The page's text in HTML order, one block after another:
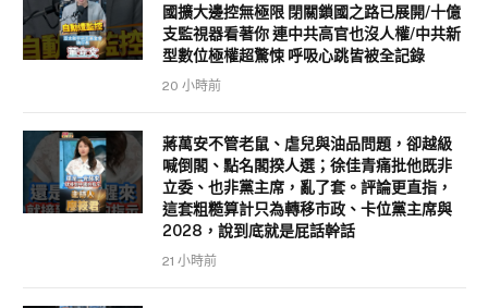
國擴大邊控無極限 閉關鎖國之路已展開/十億
支監視器看著你 連中共高官也沒人權/中共新
型數位極權超驚悚 呼吸心跳皆被全記錄
20 小時前
蔣萬安不管老鼠、虐兒與油品問題，卻越級
喊倒閣、點名閣揆人選；徐佳青痛批他既非
立委、也非黨主席，亂了套。評論更直指，
這套粗糙算計只為轉移市政、卡位黨主席與
2028，說到底就是屁話幹話
21 小時前